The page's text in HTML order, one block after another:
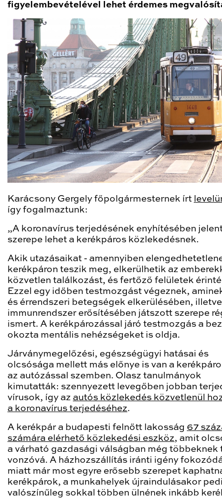
figyelembevételével lehet érdemes
Karácsony Gergely főpolgármesternek írt
így fogalmaztunk:
„A koronavírus terjedésének enyhítésében
szerepe lehet a kerékpáros közlekedésnek.
Akik utazásaikat - amennyiben
kerékpáron teszik meg, elkerülhetik az
közvetlen találkozást, és fertőző felületek
Ezzel egy időben testmozgást végeznek,
és érrendszeri betegségek elkerülésében,
immunrendszer erősítésében játszott szerepe
ismert. A kerékpározással járó testmozgás a
okozta mentális nehézségeket is oldja.
Járványmegelőzési, egészségügyi hatásai és
olcsósága mellett más előnye is van a
az autózással szemben. Olasz tanulmányok
kimutatták: szennyezett levegőben jobban
vírusok, így az autós közlekedés közvetlenül
a koronavírus terjedéséhez.
A kerékpár a budapesti felnőtt lakosság 67
számára elérhető közlekedési eszköz, amit
a várható gazdasági válságban még többeknek
vonzóvá. A házhozszállítás iránti igény
miatt már most egyre erősebb szerepet
kerékpárok, a munkahelyek újraindulásakor
valószínűleg sokkal többen ülnének inkább